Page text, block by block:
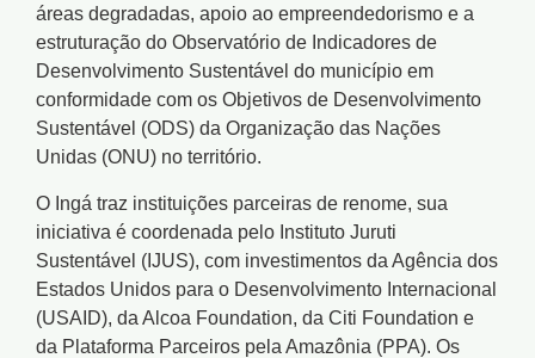
áreas degradadas, apoio ao empreendedorismo e a
estruturação do Observatório de Indicadores de
Desenvolvimento Sustentável do município em
conformidade com os Objetivos de Desenvolvimento
Sustentável (ODS) da Organização das Nações
Unidas (ONU) no território.
O Ingá traz instituições parceiras de renome, sua
iniciativa é coordenada pelo Instituto Juruti
Sustentável (IJUS), com investimentos da Agência dos
Estados Unidos para o Desenvolvimento Internacional
(USAID), da Alcoa Foundation, da Citi Foundation e
da Plataforma Parceiros pela Amazônia (PPA). Os